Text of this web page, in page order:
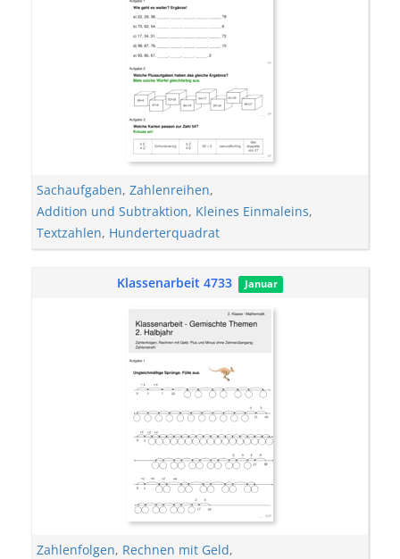
Sachaufgaben, Zahlenreihen,
Addition und Subtraktion, Kleines Einmaleins,
Textzahlen, Hunderterquadrat
Klassenarbeit 4733 Januar
Zahlenfolgen, Rechnen mit Geld,